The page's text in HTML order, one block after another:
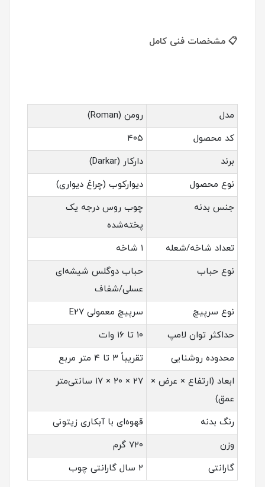
📋 مشخصات فنی کامل
مدل
رومن (Roman)
کد محصول
۴۰۵
برند
دارکار (Darkar)
نوع محصول
دیوارکوب (چراغ دیواری)
جنس بدنه
چوب روس درجه یک
پخته‌شده
تعداد شاخه/شعله
۱ شاخه
نوع حباب
حباب دوگلس شیشه‌ای
عسلی/شفاف
نوع سرپیچ
سرپیچ معمولی E27
حداکثر توان لامپ
۱۰ تا ۱۶ وات
محدوده روشنایی
تقریباً ۳ تا ۴ متر مربع
ابعاد (ارتفاع × عرض ×
عمق)
۲۷ × ۲۰ × ۱۷ سانتی‌متر
رنگ بدنه
قهوه‌ای با آبکاری زیتونی
وزن
۷۲۰ گرم
گارانتی
۲ سال گارانتی چوب